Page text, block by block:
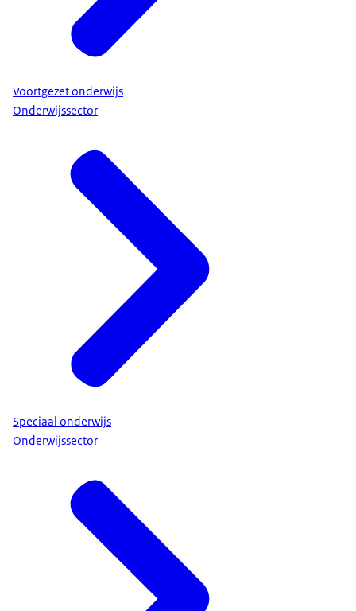
Voortgezet onderwijs
Onderwijssector
Speciaal onderwijs
Onderwijssector